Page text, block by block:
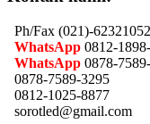
Ph/Fax (021)-62321052
WhatsApp 0812-
WhatsApp 0878-
0878-7589-3295
0812-1025-8877
sorotled@gmail.com